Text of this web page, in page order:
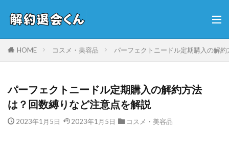
HOME コスメ・美容品 パーフェクトニードル定期購入の解
パーフェクトニードル定期購入の解約方法
は？回数縛りなど注意点を解説
2023年1月5日 2023年1月5日 コスメ・美容品